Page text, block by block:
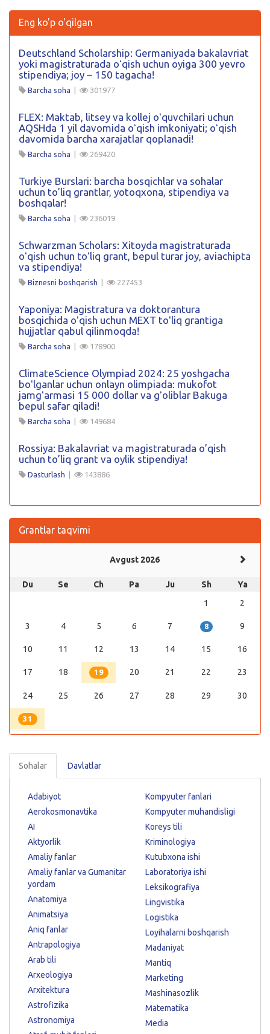
Eng ko'p o'qilgan
Deutschland Scholarship: Germaniyada bakalavriat
yoki magistraturada oʻqish uchun oyiga 300 yevro
stipendiya; joy – 150 tagacha!
Barcha soha | 301977
FLEX: Maktab, litsey va kollej oʻquvchilari uchun
AQSHda 1 yil davomida oʻqish imkoniyati; oʻqish
davomida barcha xarajatlar qoplanadi!
Barcha soha | 269420
Turkiye Burslari: barcha bosqichlar va sohalar
uchun to’liq grantlar, yotoqxona, stipendiya va
boshqalar!
Barcha soha | 236019
Schwarzman Scholars: Xitoyda magistraturada
oʻqish uchun toʻliq grant, bepul turar joy, aviachipta
va stipendiya!
Biznesni boshqarish | 227453
Yaponiya: Magistratura va doktorantura
bosqichida oʻqish uchun MEXT toʻliq grantiga
hujjatlar qabul qilinmoqda!
Barcha soha | 178900
ClimateScience Olympiad 2024: 25 yoshgacha
boʻlganlar uchun onlayn olimpiada: mukofot
jamgʻarmasi 15 000 dollar va gʻoliblar Bakuga
bepul safar qiladi!
Barcha soha | 149684
Rossiya: Bakalavriat va magistraturada o’qish
uchun to’liq grant va oylik stipendiya!
Dasturlash | 143886
Grantlar taqvimi
Avgust 2026
Du Se Ch Pa Ju Sh
Ya
1
2
3 4 5 6 7 8 9
10 11 12 13 14 15 16
17 18 19 20 21 22 23
24 25 26 27 28 29 30
31
Sohalar Davlatlar
Adabiyot
Aerokosmonavtika
AI
Aktyorlik
Amaliy fanlar
Amaliy fanlar va Gumanitar
yordam
Anatomiya
Animatsiya
Aniq fanlar
Antrapologiya
Arab tili
Arxeologiya
Arxitektura
Astrofizika
Astronomiya
Kompyuter fanlari
Kompyuter muhandisligi
Koreys tili
Kriminologiya
Kutubxona ishi
Laboratoriya ishi
Leksikografiya
Lingvistika
Logistika
Loyihalarni boshqarish
Madaniyat
Mantiq
Marketing
Mashinasozlik
Matematika
Media